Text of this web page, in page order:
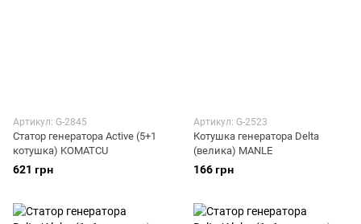
Артикул: G-2845
Статор генератора Active (5+1
котушка) KOMATCU
621 грн
Артикул: G-2523
Котушка генератора Delta
(велика) MANLE
166 грн